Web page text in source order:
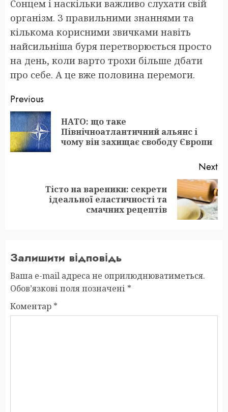
Сонцем і наскільки важливо слухати свій
організм. З правильними знаннями та
кількома корисними звичками навіть
найсильніша буря перетворюється просто
на день, коли варто трохи більше дбати
про себе. А це вже половина перемоги.
Post
navigation
Previous
НАТО: що таке
Північноатлантичний альянс і
чому він захищає свободу Європи
Next
Тісто на вареники: секрети
ідеальної еластичності та
смачних рецептів
Залишити відповідь
Ваша e-mail адреса не оприлюднюватиметься.
Обов’язкові поля позначені *
Коментар *